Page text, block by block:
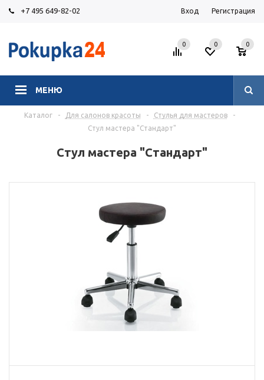
+7 495 649-82-02 Вход Регистрация
МЕНЮ
0 0
0
Каталог - Для салонов красоты - Стулья для мастеров
-
Стул мастера "Стандарт"
Стул мастера "Стандарт"